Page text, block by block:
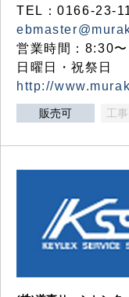
TEL：0166-23-
営業時間：8:30
日曜日・祝祭日
http://
販売可 工